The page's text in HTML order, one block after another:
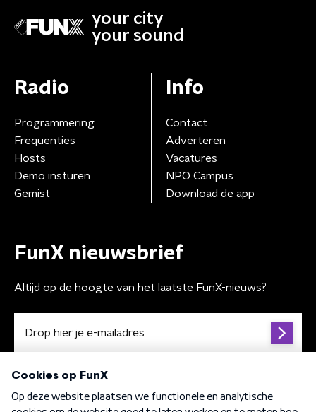
your city
your sound
Radio
Programmering
Frequenties
Hosts
Demo insturen
Gemist
Info
Contact
Adverteren
Vacatures
NPO Campus
Download de app
FunX nieuwsbrief
Altijd op de hoogte van het laatste FunX-nieuws?